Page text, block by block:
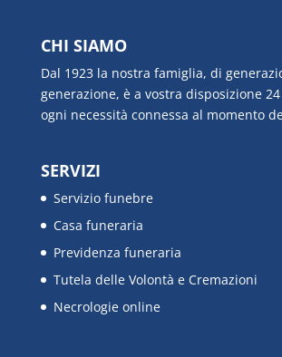
CHI SIAMO
Dal 1923 la nostra famiglia, di
generazione, è a vostra disposizione
ogni necessità connessa al momento
SERVIZI
Servizio funebre
Casa funeraria
Previdenza funeraria
Tutela delle Volontà e Cremazioni
Necrologie online